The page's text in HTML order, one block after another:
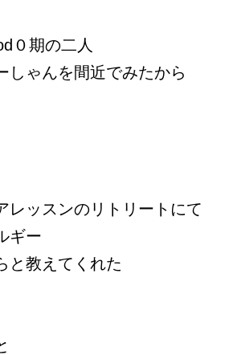
０期の二人
しゃんを間近でみたから
レッスンのリトリートにて
ギー
と教えてくれた